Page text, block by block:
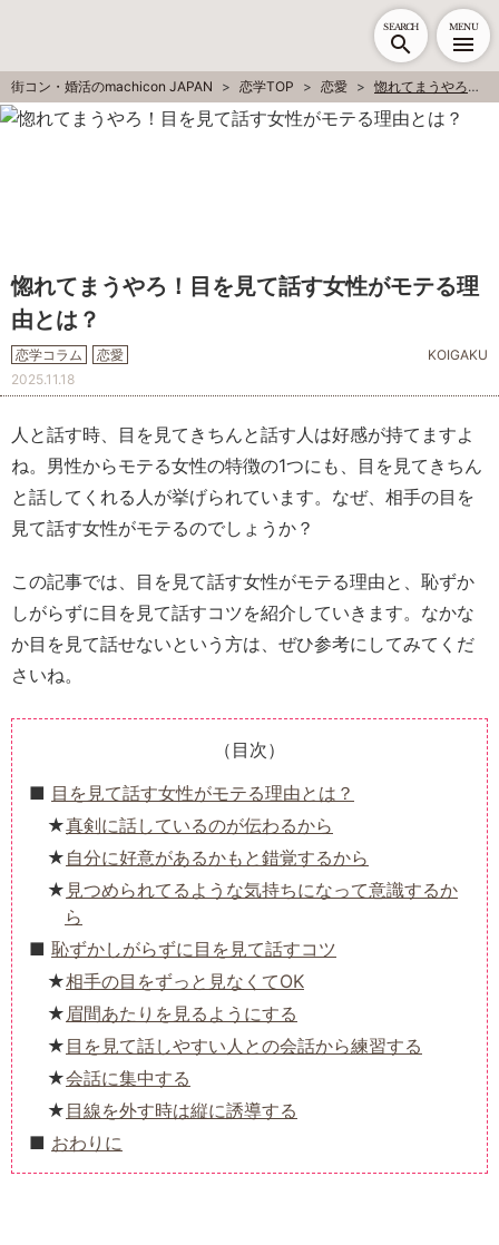
SEARCH MENU
街コン・婚活のmachicon JAPAN 恋学TOP 恋愛 惚れてまうやろ！目を見て話す女性がモテる理由とは？
惚れてまうやろ！目を見て話す女性がモテる理
由とは？
恋学コラム 恋愛
KOIGAKU
2025.11.18
人と話す時、目を見てきちんと話す人は好感が持てますよ
ね。男性からモテる女性の特徴の1つにも、目を見てきちん
と話してくれる人が挙げられています。なぜ、相手の目を
見て話す女性がモテるのでしょうか？
この記事では、目を見て話す女性がモテる理由と、恥ずか
しがらずに目を見て話すコツを紹介していきます。なかな
か目を見て話せないという方は、ぜひ参考にしてみてくだ
さいね。
（目次）
目を見て話す女性がモテる理由とは？
真剣に話しているのが伝わるから
自分に好意があるかもと錯覚するから
見つめられてるような気持ちになって意識するか
ら
恥ずかしがらずに目を見て話すコツ
相手の目をずっと見なくてOK
眉間あたりを見るようにする
目を見て話しやすい人との会話から練習する
会話に集中する
目線を外す時は縦に誘導する
おわりに